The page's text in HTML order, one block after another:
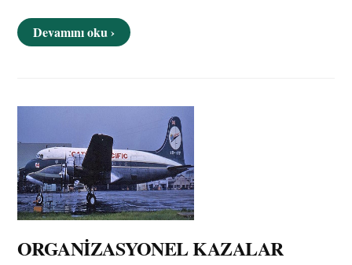
Devamını oku ›
ORGANİZASYONEL KAZALAR